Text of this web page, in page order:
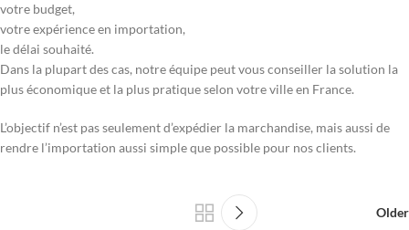
votre budget,
votre expérience en importation,
le délai souhaité.
Dans la plupart des cas, notre équipe peut vous conseiller la solution la
plus économique et la plus pratique selon votre ville en France.
L’objectif n’est pas seulement d’expédier la marchandise, mais aussi de
rendre l’importation aussi simple que possible pour nos clients.
Older